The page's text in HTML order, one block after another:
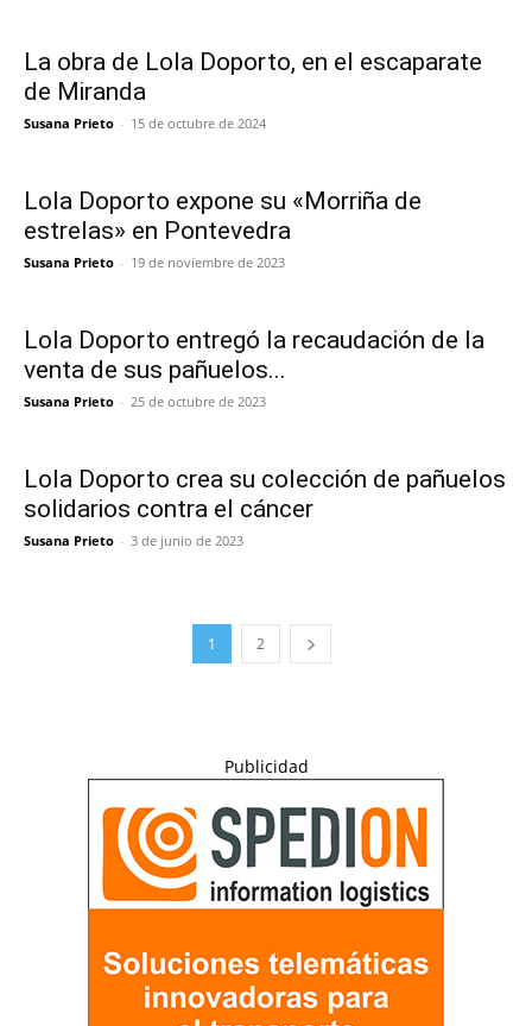
La obra de Lola Doporto, en el escaparate
de Miranda
Susana Prieto - 15 de octubre de 2024
Lola Doporto expone su «Morriña de
estrelas» en Pontevedra
Susana Prieto - 19 de noviembre de 2023
Lola Doporto entregó la recaudación de la
venta de sus pañuelos...
Susana Prieto - 25 de octubre de 2023
Lola Doporto crea su colección de pañuelos
solidarios contra el cáncer
Susana Prieto - 3 de junio de 2023
1 2
Publicidad